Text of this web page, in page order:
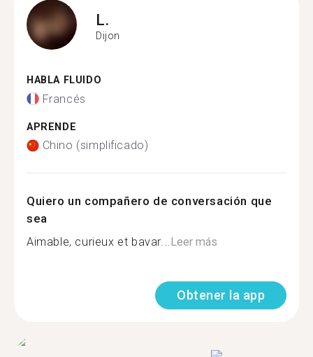
L.
Dijon
HABLA FLUIDO
Francés
APRENDE
Chino (simplificado)
Quiero un compañero de conversación que
sea
Aimable, curieux et bavar...Leer más
Obtener la app